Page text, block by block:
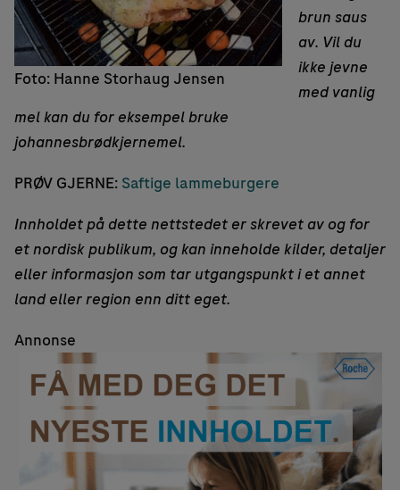
Foto: Hanne Storhaug Jensen
brun saus
av. Vil du
ikke jevne
med vanlig
mel kan du for eksempel bruke
johannesbrødkjernemel.
PRØV GJERNE: Saftige lammeburgere
Innholdet på dette nettstedet er skrevet av og for
et nordisk publikum, og kan inneholde kilder, detaljer
eller informasjon som tar utgangspunkt i et annet
land eller region enn ditt eget.
Annonse